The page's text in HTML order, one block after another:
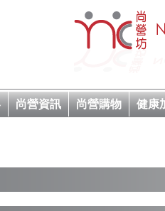
尚營資訊 尚營購物 健康